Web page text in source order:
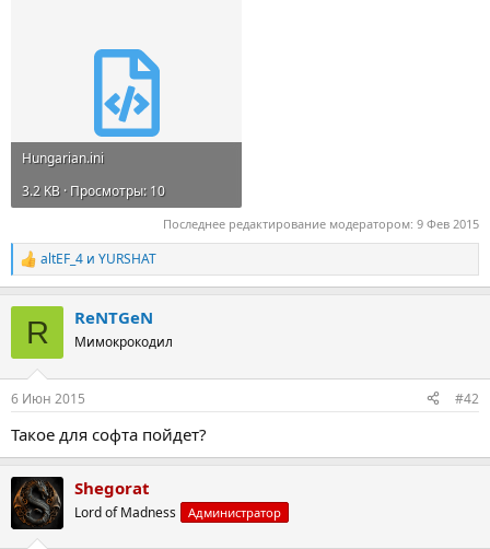
Hungarian.ini
3.2 KB · Просмотры: 10
Последнее редактирование модератором: 9 Фев 2015
Р
е
altEF_4 и YURSHAT
R ReNTGeN
Мимокрокодил
6 Июн 2015 #42
Такое для софта пойдет?
Shegorat
Lord of Madness Администратор